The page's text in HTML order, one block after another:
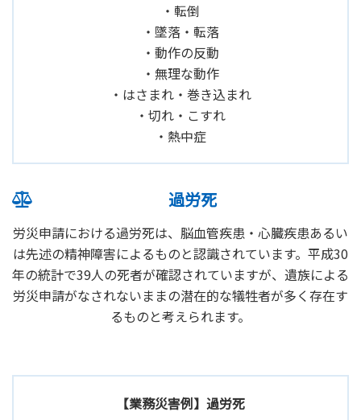
・転倒
・墜落・転落
・動作の反動
・無理な動作
・はさまれ・巻き込まれ
・切れ・こすれ
・熱中症
過労死
労災申請における過労死は、脳血管疾患・心臓疾患あるい
は先述の精神障害によるものと認識されています。平成30
年の統計で39人の死者が確認されていますが、遺族による
労災申請がなされないままの潜在的な犠牲者が多く存在す
るものと考えられます。
【業務災害例】過労死